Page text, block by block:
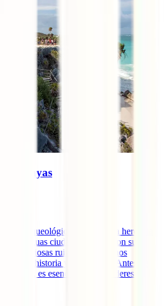
Mayas
y arqueológico con una rica herencia
antiguas ciudades mayas, con sus
y misteriosas ruinas, son destinos
de la historia y la aventura. Antes de
es esencial que consideres la
[...]